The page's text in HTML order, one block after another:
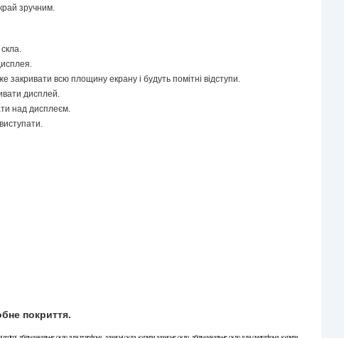
зручним.
закривати всю площину екрану і будуть помітні відступи.
дисплей.
над дисплеєм.
покриття.